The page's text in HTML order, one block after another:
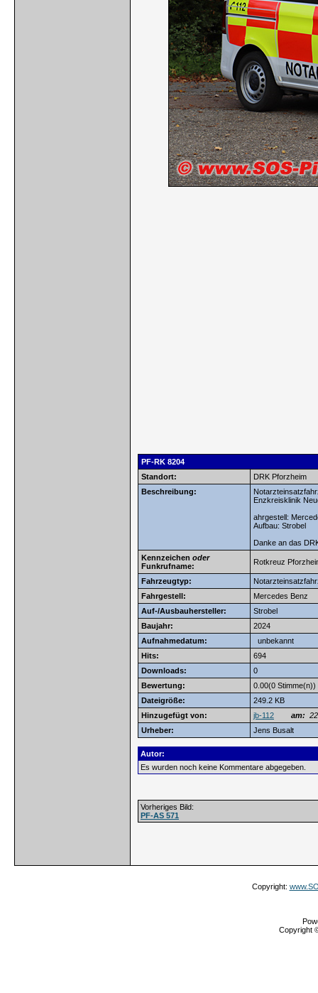
PF-RK 8204
Standort:
DRK Pforzheim
Beschreibung:
Enzkreisklinik
ahrgestell:
Aufbau: Strobel
Danke an das
Kennzeichen oder
Funkrufname:
Rotkreuz
Fahrzeugtyp:
Fahrgestell:
Mercedes Benz
Auf-/Ausbauhersteller:
Strobel
Baujahr:
2024
Aufnahmedatum:
unbekannt
Hits:
694
Downloads:
0
Bewertung:
0.00(0 Stimme(n))
Dateigröße:
249.2 KB
Hinzugefügt von:
jb-112 am:
Urheber:
Jens Busalt
Autor:
Es wurden noch keine Kommentare abgegeben.
Vorheriges Bild:
PF-AS 571
Copyright:
Copyright